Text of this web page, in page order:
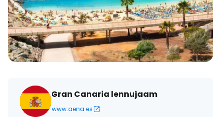
Gran Canaria lennujaam
www.aena.es